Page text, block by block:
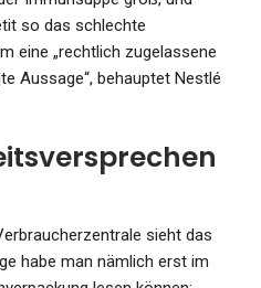
so das schlechte
eine „rechtlich zugelassene
Aussage“, behauptet Nestlé
sieht das
habe man nämlich erst im